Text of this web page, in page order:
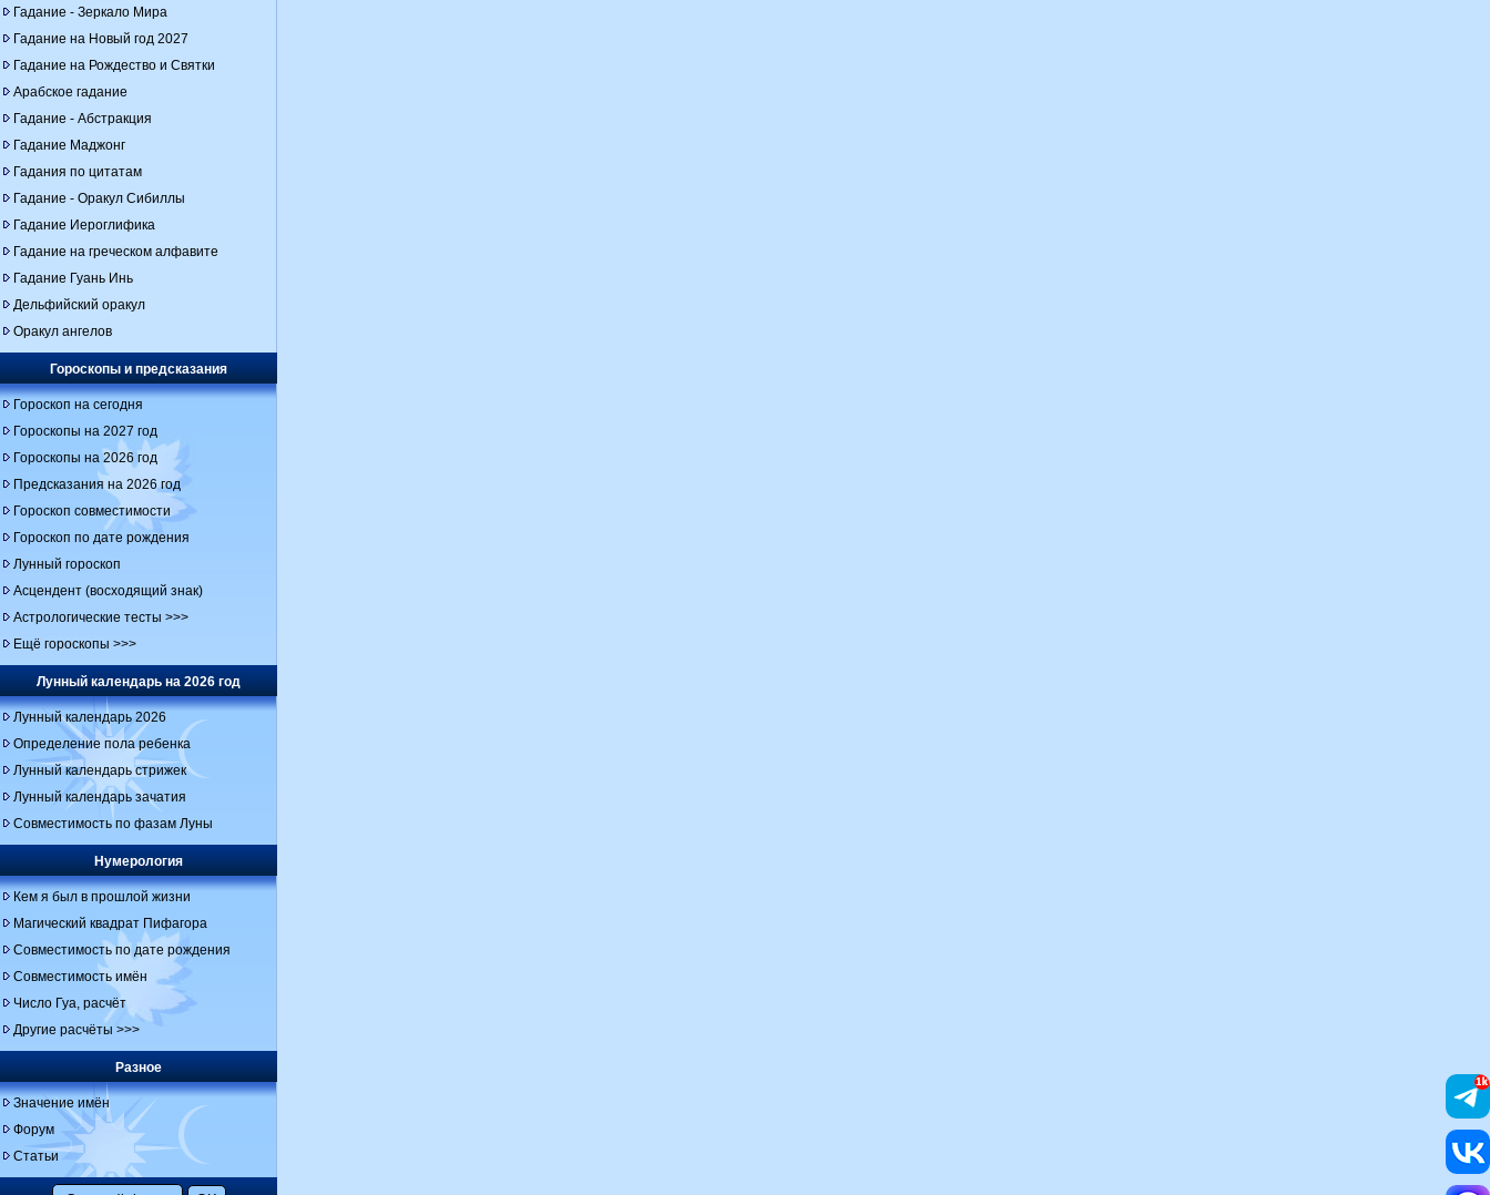
Гадание - Зеркало Мира
Гадание на Новый год 2027
Гадание на Рождество и Святки
Арабское гадание
Гадание - Абстракция
Гадание Маджонг
Гадания по цитатам
Гадание - Оракул Сибиллы
Гадание Иероглифика
Гадание на греческом алфавите
Гадание Гуань Инь
Дельфийский оракул
Оракул ангелов
Гороскопы и предсказания
Гороскоп на сегодня
Гороскопы на 2027 год
Гороскопы на 2026 год
Предсказания на 2026 год
Гороскоп совместимости
Гороскоп по дате рождения
Лунный гороскоп
Асцендент (восходящий знак)
Астрологические тесты >>>
Ещё гороскопы >>>
Лунный календарь на 2026 год
Лунный календарь 2026
Определение пола ребенка
Лунный календарь стрижек
Лунный календарь зачатия
Совместимость по фазам Луны
Нумерология
Кем я был в прошлой жизни
Магический квадрат Пифагора
Совместимость по дате рождения
Совместимость имён
Число Гуа, расчёт
Другие расчёты >>>
Разное
Значение имён
Форум
Статьи